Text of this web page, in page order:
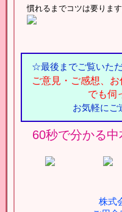
慣れるまでコツは要りま
☆最後までご覧いた
ご意見・ご感想、
でも伺
お気軽にご
60秒で分かる
株式